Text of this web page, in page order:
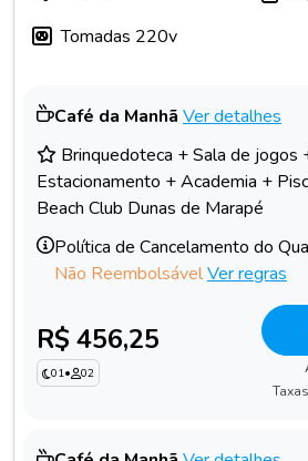
Tomadas 220v
Café da Manhã Ver detalhes
Brinquedoteca + Sala de jogos
Estacionamento + Academia +
Beach Club Dunas de Marapé
Política de Cancelamento do
Não ReembolsávelVer regras
R$ 456,25
01• 02